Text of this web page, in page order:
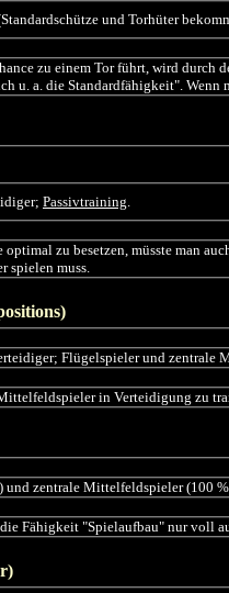
und Torhüter
zu einem Tor führt, wird
u. a. die Standardfähigkeit".
Passivtraining.
zu besetzen, müsste man
spielen muss.
Flügelspieler und zentrale
in Verteidigung zu
und zentrale Mittelfeldspieler (100
Fähigkeit "Spielaufbau" nur voll